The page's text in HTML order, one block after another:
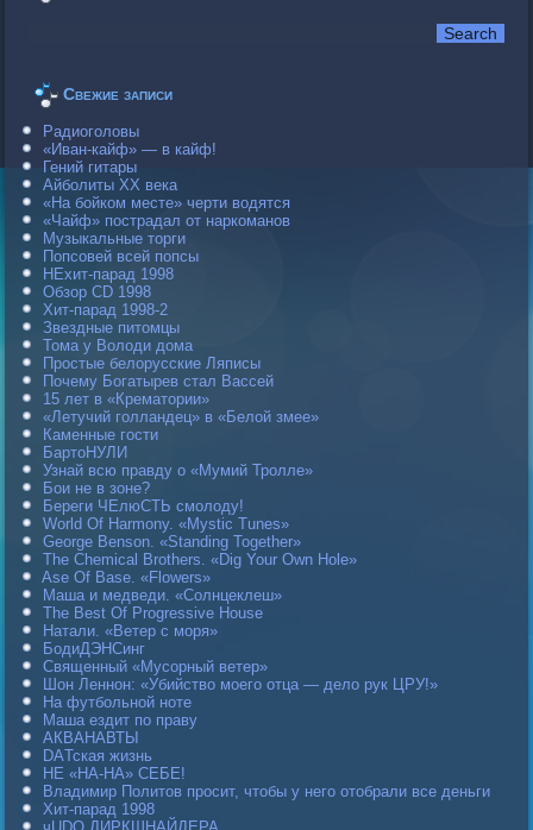
Свежие записи
Радиоголовы
«Иван-кайф» — в кайф!
Гений гитары
Айболиты ХХ века
«На бойком месте» черти водятся
«Чайф» пострадал от наркоманов
Музыкальные торги
Попсовей всей попсы
НЕхит-парад 1998
Обзор CD 1998
Хит-парад 1998-2
Звездные питомцы
Тома у Володи дома
Простые белорусские Ляписы
Почему Богатырев стал Вассей
15 лет в «Крематории»
«Летучий голландец» в «Белой змее»
Каменные гости
БартоНУЛИ
Узнай всю правду о «Мумий Тролле»
Бои не в зоне?
Береги ЧЕлюСТЬ смолоду!
World Of Harmony. «Mystic Tunes»
George Benson. «Standing Together»
The Chemical Brothers. «Dig Your Own Hole»
Ase Of Base. «Flowers»
Маша и медведи. «Солнцеклеш»
The Best Of Progressive House
Натали. «Ветер с моря»
БодиДЭНСинг
Священный «Мусорный ветер»
Шон Леннон: «Убийство моего отца — дело рук ЦРУ!»
На футбольной ноте
Маша ездит по праву
АКВАНАВТЫ
DAТская жизнь
НЕ «НА-НА» СЕБЕ!
Владимир Политов просит, чтобы у него отобрали все деньги
Хит-парад 1998